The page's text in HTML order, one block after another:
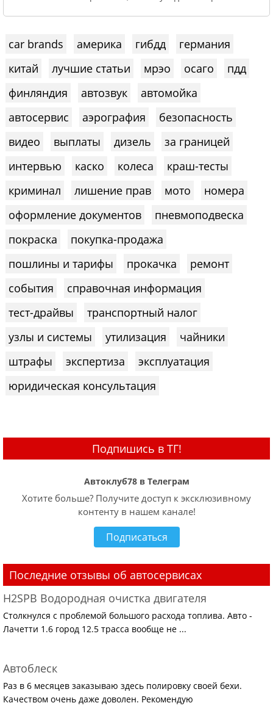
car brands америка гибдд
германия
китай
лучшие статьи мрэо осаго
пдд
финляндия
автозвук
автомойка
автосервис
аэрография
безопасность
видео
выплаты дизель
за границей
интервью
каско колеса
краш-тесты
криминал
лишение прав мото
номера
оформление документов
пневмоподвеска
покраска
покупка-продажа
пошлины и тарифы
прокачка
ремонт
события
справочная информация
тест-драйвы
транспортный налог
узлы и системы
утилизация
чайники
штрафы
экспертиза
эксплуатация
юридическая консультация
Подпишись в ТГ!
Автоклуб78 в Телеграм
Хотите больше? Получите доступ к эксклюзивному
контенту в нашем канале!
Подписаться
Последние отзывы об автосервисах
H2SPB Водородная очистка двигателя
Столкнулся с проблемой большого расхода топлива. Авто -
Лачетти 1.6 город 12.5 трасса вообще не ...
Автоблеск
Раз в 6 месяцев заказываю здесь полировку своей бехи.
Качеством очень даже доволен. Рекомендую